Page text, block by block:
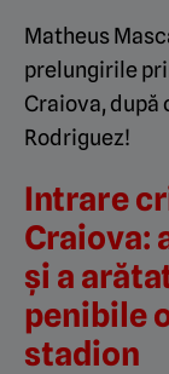
Matheus
prelungirile
Craiova, după
Rodriguez!
Intrare
Craiova:
și a
penibile
stadion